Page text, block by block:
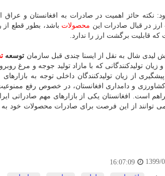
نکته حائز اهمیت در صادرات به افغانستان و
در قبال صادرات این محصولات باشد، بطور قطع
قابلیت برگشت ارز را ندارد.
لیدی شال به نقل از ایسنا چندی قبل سازمان توسعه
زیان تولیدکنندگانی که با مازاد تولید جوجه و مرغ
از زیان تولیدکنندگان داخلی توجه به
و دامداری افغانستان، در خصوص رفع
است. افغانستان یکی از بازارهای مهم صادراتی
می توانند از این فرصت برای صادرات محصولات خود به
1399/
16:07:09